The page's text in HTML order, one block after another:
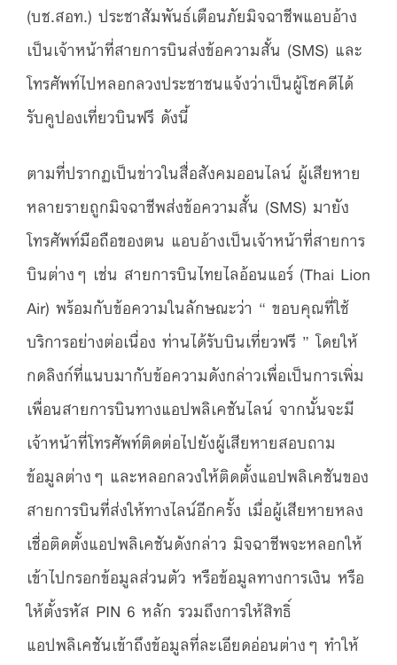
(บช.สอท.) ประชาสัมพันธ์เตือนภัยมิจฉาชีพแอบอ้าง
เป็นเจ้าหน้าที่สายการบินส่งข้อความสั้น (SMS) และ
โทรศัพท์ไปหลอกลวงประชาชนแจ้งว่าเป็นผู้โชคดีได้
รับคูปองเที่ยวบินฟรี ดังนี้
ตามที่ปรากฏเป็นข่าวในสื่อสังคมออนไลน์ ผู้เสียหาย
หลายรายถูกมิจฉาชีพส่งข้อความสั้น (SMS) มายัง
โทรศัพท์มือถือของตน แอบอ้างเป็นเจ้าหน้าที่สายการ
บินต่างๆ เช่น สายการบินไทยไลอ้อนแอร์ (Thai Lion
Air) พร้อมกับข้อความในลักษณะว่า “ ขอบคุณที่ใช้
บริการอย่างต่อเนื่อง ท่านได้รับบินเที่ยวฟรี ” โดยให้
กดลิงก์ที่แนบมากับข้อความดังกล่าวเพื่อเป็นการเพิ่ม
เพื่อนสายการบินทางแอปพลิเคชันไลน์ จากนั้นจะมี
เจ้าหน้าที่โทรศัพท์ติดต่อไปยังผู้เสียหายสอบถาม
ข้อมูลต่างๆ และหลอกลวงให้ติดตั้งแอปพลิเคชันของ
สายการบินที่ส่งให้ทางไลน์อีกครั้ง เมื่อผู้เสียหายหลง
เชื่อติดตั้งแอปพลิเคชันดังกล่าว มิจฉาชีพจะหลอกให้
เข้าไปกรอกข้อมูลส่วนตัว หรือข้อมูลทางการเงิน หรือ
ให้ตั้งรหัส PIN 6 หลัก รวมถึงการให้สิทธิ์
แอปพลิเคชันเข้าถึงข้อมูลที่ละเอียดอ่อนต่างๆ ทำให้